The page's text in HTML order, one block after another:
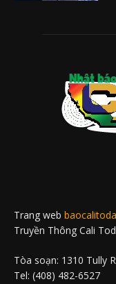
Trang web
Truyền Thông Cali
Tòa soạn: 1310 Tully
Tel: (408) 482-6527